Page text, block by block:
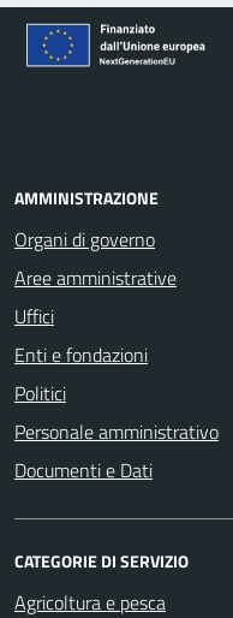
AMMINISTRAZIONE
Organi di governo
Aree amministrative
Uffici
Enti e fondazioni
Politici
Personale amministrativo
Documenti e Dati
CATEGORIE DI SERVIZIO
Agricoltura e pesca